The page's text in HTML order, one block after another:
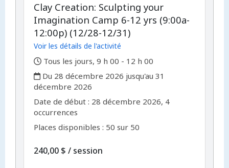
Clay Creation: Sculpting your
Imagination Camp 6-12 yrs (9:00a-
12:00p) (12/28-12/31)
Voir les détails de l'activité
,
Tous les jours, 9 h 00 - 12 h 00
,
Du 28 décembre 2026 jusqu'au 31
décembre 2026
,Date de début : ,28 décembre 2026, 4
occurrences
Places disponibles : 50 sur 50
240,00 $ / par
session